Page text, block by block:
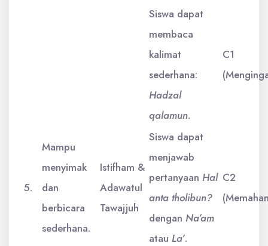
Siswa dapat
membaca
kalimat
sederhana:
Hadzal
qalamun.
C1
5.
Mampu
menyimak
dan
berbicara
sederhana.
Istifham &
Adawatul
Tawajjuh
Siswa dapat
menjawab
pertanyaan Hal
anta tholibun?
dengan Na’am
atau La’.
C2